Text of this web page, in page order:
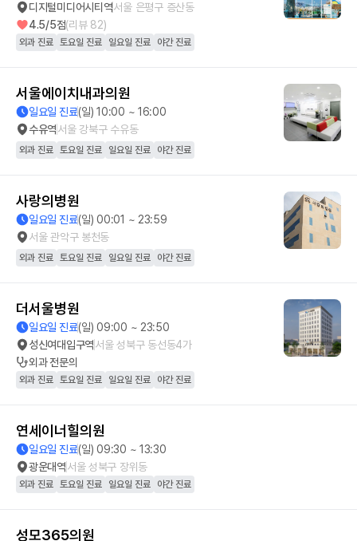
디지털미디어시티역서울 은평구 증산동
4.5/5점(리뷰 82)
외과 진료 토요일 진료 일요일 진료 야간 진료
서울에이치내과의원
일요일 진료(일) 10:00 ~ 16:00
수유역서울 강북구 수유동
외과 진료 토요일 진료 일요일 진료 야간 진료
사랑의병원
일요일 진료(일) 00:01 ~ 23:59
서울 관악구 봉천동
외과 진료 토요일 진료 일요일 진료 야간 진료
더서울병원
일요일 진료(일) 09:00 ~ 23:50
성신여대입구역서울 성북구 동선동4가
외과전문의
외과 진료 토요일 진료 일요일 진료 야간 진료
연세이너힐의원
일요일 진료(일) 09:30 ~ 13:30
광운대역서울 성북구 장위동
외과 진료 토요일 진료 일요일 진료 야간 진료
성모365의원